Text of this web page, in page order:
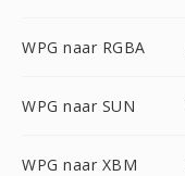
WPG naar RGBA
WPG naar SUN
WPG naar XBM